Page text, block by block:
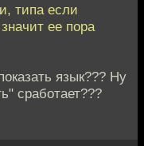
типа если
ее пора
язык??? Ну
сработает???